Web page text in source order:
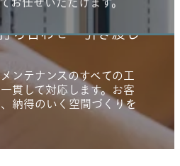
ち合わせ～引き渡し
ンテナンスのすべての工
貫して対応します。 お客
納得のいく空間づくりを
お任せいただけます。